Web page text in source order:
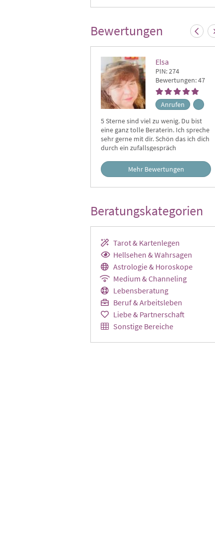
Bewertungen
Elsa
PIN: 274
Bewertungen: 47
Anrufen
5 Sterne sind viel zu wenig. Du bist
eine ganz tolle Beraterin. Ich spreche
sehr gerne mit dir. Schön das ich dich
durch ein zufallsgespräch
Favoritin. Herzlichen Dank ❤️❤️❤️ es
wird so kommen wie du es sagst.
Mehr Bewertungen
Beratungskategorien
Tarot & Kartenlegen
Hellsehen & Wahrsagen
Astrologie & Horoskope
Medium & Channeling
Lebensberatung
Beruf & Arbeitsleben
Liebe & Partnerschaft
Sonstige Bereiche